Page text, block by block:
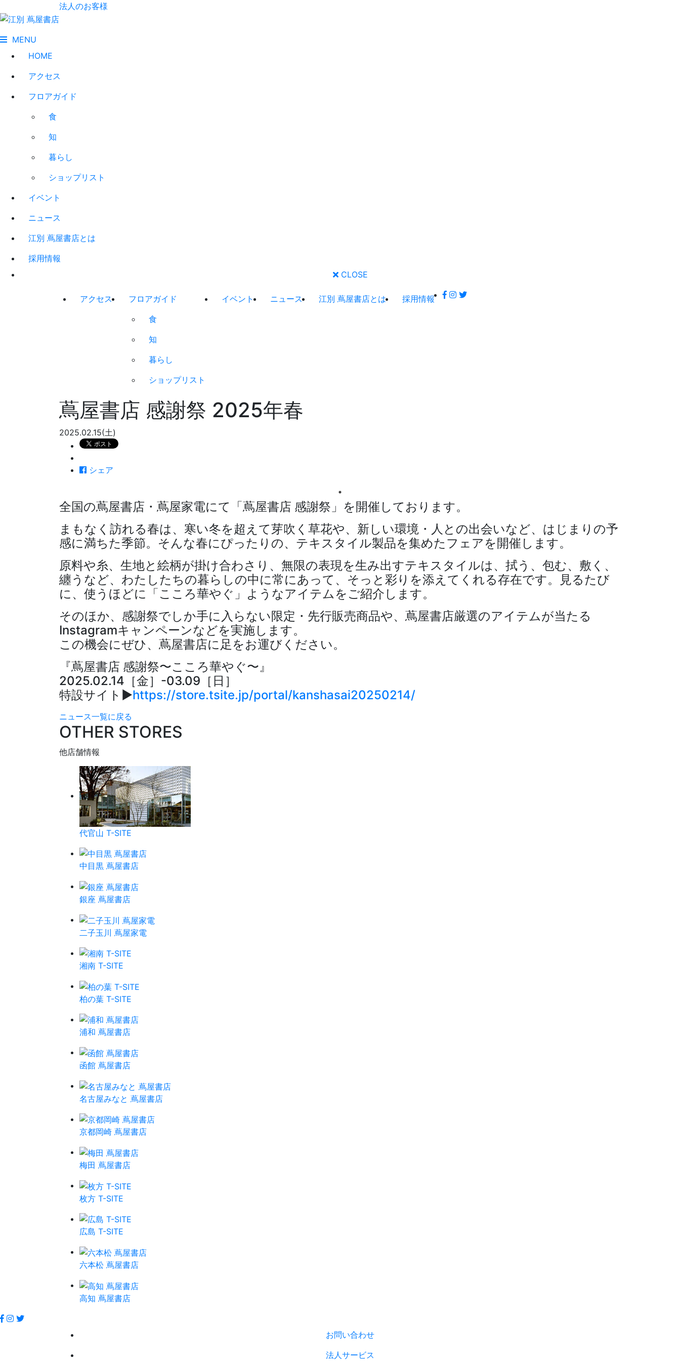
法人のお客様
MENU
HOME
アクセス
フロアガイド
食
知
暮らし
ショップリスト
イベント
ニュース
江別 蔦屋書店とは
採用情報
CLOSE
アクセス
フロアガイド
食
知
暮らし
ショップリスト
イベント ニュース 江別 蔦屋書店とは 採用情報
蔦屋書店 感謝祭 2025年春
2025.02.15(土)
シェア
全国の蔦屋書店・蔦屋家電にて「蔦屋書店 感謝祭」を開催しております。
まもなく訪れる春は、寒い冬を超えて芽吹く草花や、新しい環境・人との出会いなど、はじまりの予
感に満ちた季節。そんな春にぴったりの、テキスタイル製品を集めたフェアを開催します。
原料や糸、生地と絵柄が掛け合わさり、無限の表現を生み出すテキスタイルは、拭う、包む、敷く、
纏うなど、わたしたちの暮らしの中に常にあって、そっと彩りを添えてくれる存在です。見るたび
に、使うほどに「こころ華やぐ」ようなアイテムをご紹介します。
そのほか、感謝祭でしか手に入らない限定・先行販売商品や、蔦屋書店厳選のアイテムが当たる
Instagramキャンペーンなどを実施します。
この機会にぜひ、蔦屋書店に足をお運びください。
『蔦屋書店 感謝祭〜こころ華やぐ〜』
2025.02.14［金］-03.09［日］
特設サイト▶︎https://store.tsite.jp/portal/kanshasai20250214/
ニュース一覧に戻る
OTHER STORES
他店舗情報
代官山 T-SITE
中目黒 蔦屋書店
銀座 蔦屋書店
二子玉川 蔦屋家電
湘南 T-SITE
柏の葉 T-SITE
浦和 蔦屋書店
函館 蔦屋書店
名古屋みなと 蔦屋書店
京都岡崎 蔦屋書店
梅田 蔦屋書店
枚方 T-SITE
広島 T-SITE
六本松 蔦屋書店
高知 蔦屋書店
お問い合わせ
法人サービス